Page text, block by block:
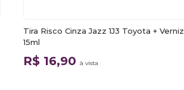
Tira Risco Cinza Jazz 1J3 Toyota + Verniz
15ml
R$ 16,90 à vista